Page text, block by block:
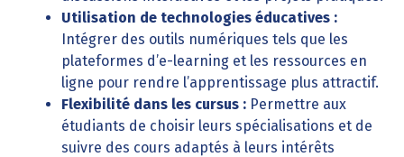
Utilisation de technologies éducatives :
Intégrer des outils numériques tels que les
plateformes d’e-learning et les ressources en
ligne pour rendre l’apprentissage plus attractif.
Flexibilité dans les cursus : Permettre aux
étudiants de choisir leurs spécialisations et de
suivre des cours adaptés à leurs intérêts